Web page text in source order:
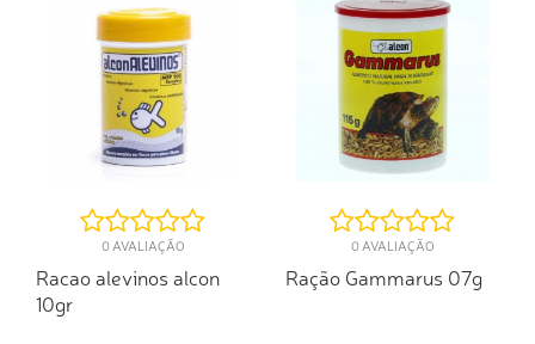
0 AVALIAÇÃO
Racao alevinos alcon
10gr
0 AVALIAÇÃO
Ração Gammarus 07g